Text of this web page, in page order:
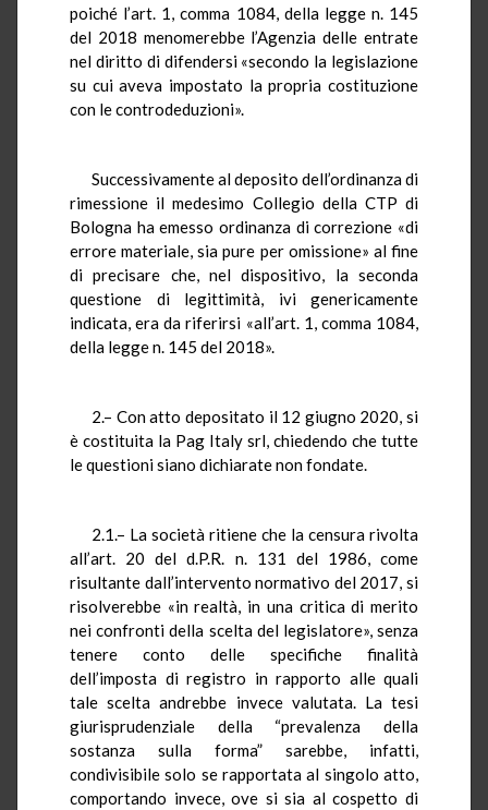
poiché l’art. 1, comma 1084, della legge n. 145
del 2018 menomerebbe l’Agenzia delle entrate
nel diritto di difendersi «secondo la legislazione
su cui aveva impostato la propria costituzione
con le controdeduzioni».
Successivamente al deposito dell’ordinanza di
rimessione il medesimo Collegio della CTP di
Bologna ha emesso ordinanza di correzione «di
errore materiale, sia pure per omissione» al fine
di precisare che, nel dispositivo, la seconda
questione di legittimità, ivi genericamente
indicata, era da riferirsi «all’art. 1, comma 1084,
della legge n. 145 del 2018».
2.– Con atto depositato il 12 giugno 2020, si
è costituita la Pag Italy srl, chiedendo che tutte
le questioni siano dichiarate non fondate.
2.1.– La società ritiene che la censura rivolta
all’art. 20 del d.P.R. n. 131 del 1986, come
risultante dall’intervento normativo del 2017, si
risolverebbe «in realtà, in una critica di merito
nei confronti della scelta del legislatore», senza
tenere conto delle specifiche finalità
dell’imposta di registro in rapporto alle quali
tale scelta andrebbe invece valutata. La tesi
giurisprudenziale della “prevalenza della
sostanza sulla forma” sarebbe, infatti,
condivisibile solo se rapportata al singolo atto,
comportando invece, ove si sia al cospetto di